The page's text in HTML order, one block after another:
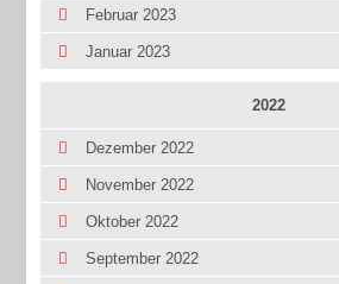
Februar 2023
Januar 2023
2022
Dezember 2022
November 2022
Oktober 2022
September 2022